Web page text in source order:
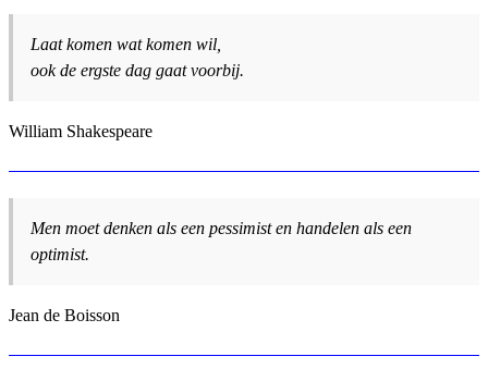
Laat komen wat komen wil,
ook de ergste dag gaat voorbij.
William Shakespeare
Men moet denken als een pessimist en handelen als een
optimist.
Jean de Boisson